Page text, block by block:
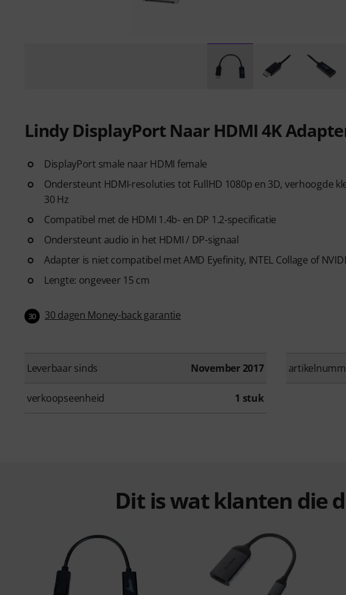
Lindy DisplayPort Naar HDMI 4K
DisplayPort smale naar HDMI female
Ondersteunt HDMI-resoluties tot FullHD 1080p en 3D, verhoogde
30 Hz
Compatibel met de HDMI 1.4b- en DP 1.2-specificatie
Ondersteunt audio in het HDMI / DP-signaal
Adapter is niet compatibel met AMD Eyefinity, INTEL Collage of
Lengte: ongeveer 15 cm
30 30 dagen Money-back garantie
Leverbaar sinds November 2017
verkoopseenheid 1 stuk
Dit is wat klanten die